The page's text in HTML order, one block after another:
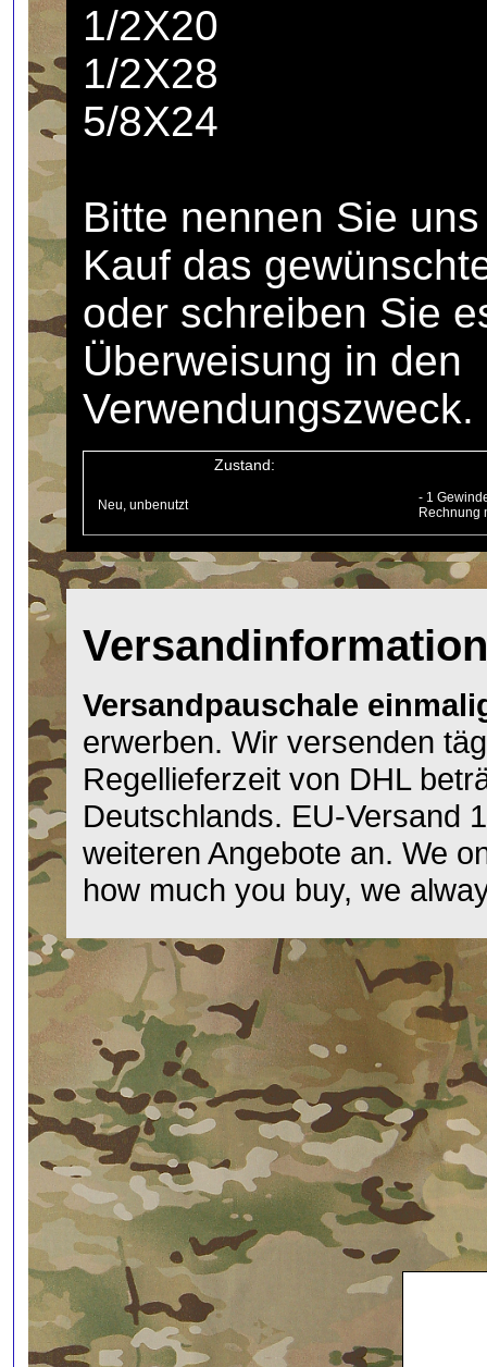
1/2X20
1/2X28
5/8X24
Bitte nennen Sie
Kauf das
oder schreiben Sie
Überweisung in den
Verwendungszweck.
Zustand:
Neu, unbenutzt
- 1
Rechnung
Versandpauschale
erwerben. Wir versenden
Regellieferzeit von DHL
Deutschlands. EU-Versand
weiteren Angebote an. We
how much you buy, we